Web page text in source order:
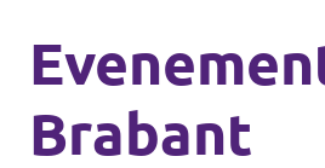
Brabant